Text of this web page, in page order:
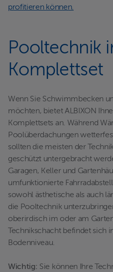
profitieren können.
Pooltechnik
Komplettset
Wenn Sie Schwimmbecken
möchten, bietet ALBIXON
Komplettsets an. Während
Poolüberdachungen
sollten die meisten der
geschützt untergebracht
Garagen, Keller und
umfunktionierte
sowohl ästhetische als auch
die Pooltechnik
oberirdisch im oder am
Technikschacht befindet sich
Bodenniveau.
Wichtig: Sie können Ihre